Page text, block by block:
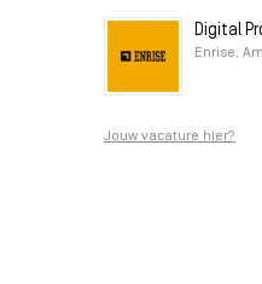
Digital
Enrise,
Jouw vacature hier?